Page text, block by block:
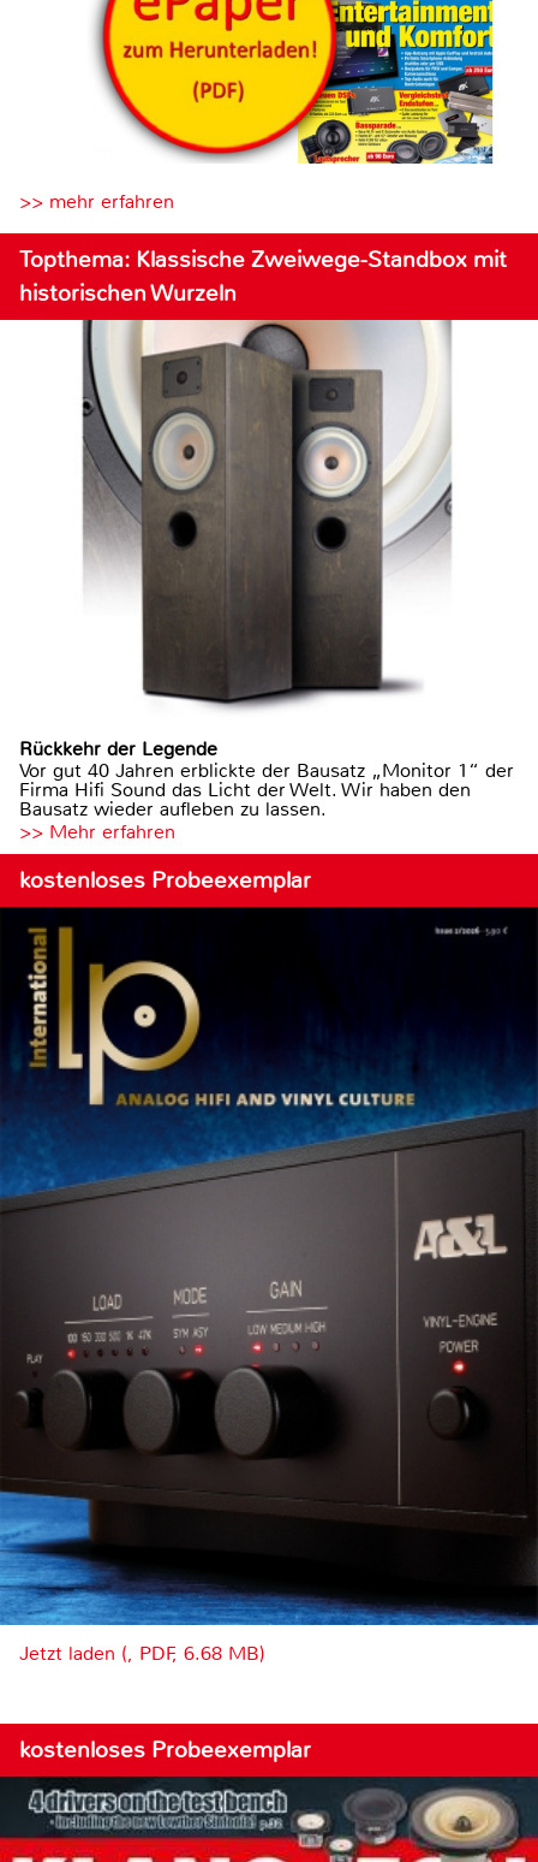
>> mehr erfahren
Topthema: Klassische Zweiwege-Standbox mit
historischen Wurzeln
Rückkehr der Legende
Vor gut 40 Jahren erblickte der Bausatz „Monitor 1“ der
Firma Hifi Sound das Licht der Welt. Wir haben den
Bausatz wieder aufleben zu lassen.
>> Mehr erfahren
kostenloses Probeexemplar
Jetzt laden (, PDF, 6.68 MB)
kostenloses Probeexemplar